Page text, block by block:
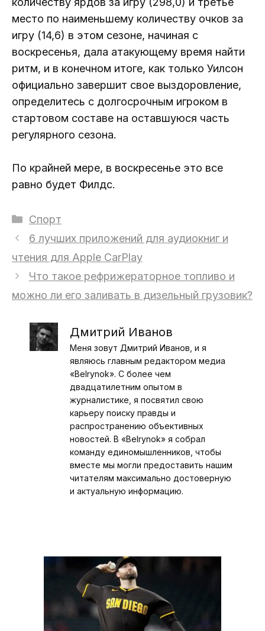
место по наименьшему количеству очков за
игру (14,6) в этом сезоне, начиная с
воскресенья, дала атакующему время найти
ритм, и в конечном итоге, как только Уилсон
официально завершит свое выздоровление,
определитесь с долгосрочным игроком в
стартовом составе на оставшуюся часть
регулярного сезона.
По крайней мере, в воскресенье это все
равно будет Филдс.
Рубрики
Спорт
6 лучших приложений для аудиокниг и
чтения для Apple CarPlay
Что такое рефрижераторное топливо и
можно ли его заливать в дизельный грузовик?
Дмитрий Иванов
Меня зовут Дмитрий Иванов, и я
являюсь главным редактором медиа
«Belrynok». С более чем
двадцатилетним опытом в
журналистике, я посвятил свою
карьеру поиску правды и
распространению объективных
новостей. В «Belrynok» я собрал
команду единомышленников, чтобы
вместе мы могли предоставить нашим
читателям максимально достоверную
и актуальную информацию.